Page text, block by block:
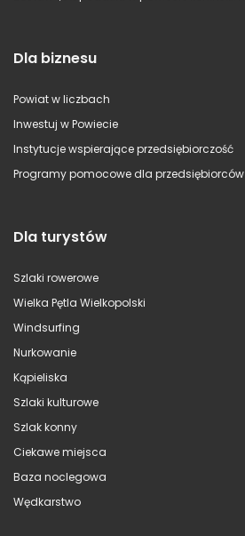
Dla biznesu
Powiat w liczbach
Inwestuj w Powiecie
Instytucje wspierające przedsiębiorczość
Programy pomocowe dla przedsiębiorców
Dla turystów
Szlaki rowerowe
Wielka Pętla Wielkopolski
Windsurfing
Nurkowanie
Kąpieliska
Szlaki kulturowe
Szlak konny
Ciekawe miejsca
Baza noclegowa
Wędkarstwo